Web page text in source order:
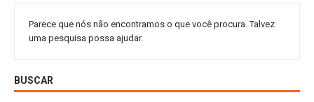
Parece que nós não encontramos o que você procura. Talvez
uma pesquisa possa ajudar.
BUSCAR